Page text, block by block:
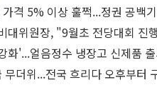
격 5% 이상 훌쩍...정권 공백
대위원장, "9월초 전당대회 진
화'...얼음정수 냉장고 신제품
더위...전국 흐리다 오후부터